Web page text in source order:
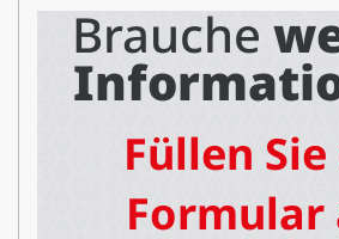
Brauche
Füllen
Formular